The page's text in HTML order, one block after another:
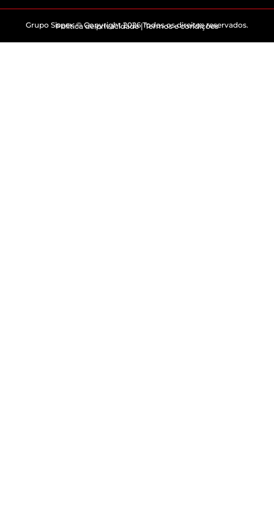
Grupo Sispex © Copyright 2026 Todos os direitos reservados.
Politica de privacidade | Termos e condições